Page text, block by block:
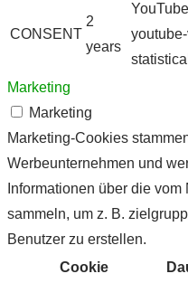
CONSENT
2
years
Marketing
Marketing
Marketing-Cookies
Werbeunternehmen und
Informationen über die
sammeln, um z. B.
Benutzer zu erstellen.
Cookie